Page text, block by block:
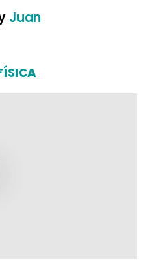
Juan